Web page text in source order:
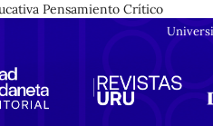
Pensamiento Crítico